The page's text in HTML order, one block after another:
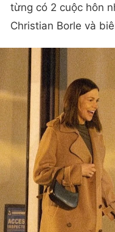
từng có 2 cuộc hôn
Christian Borle và